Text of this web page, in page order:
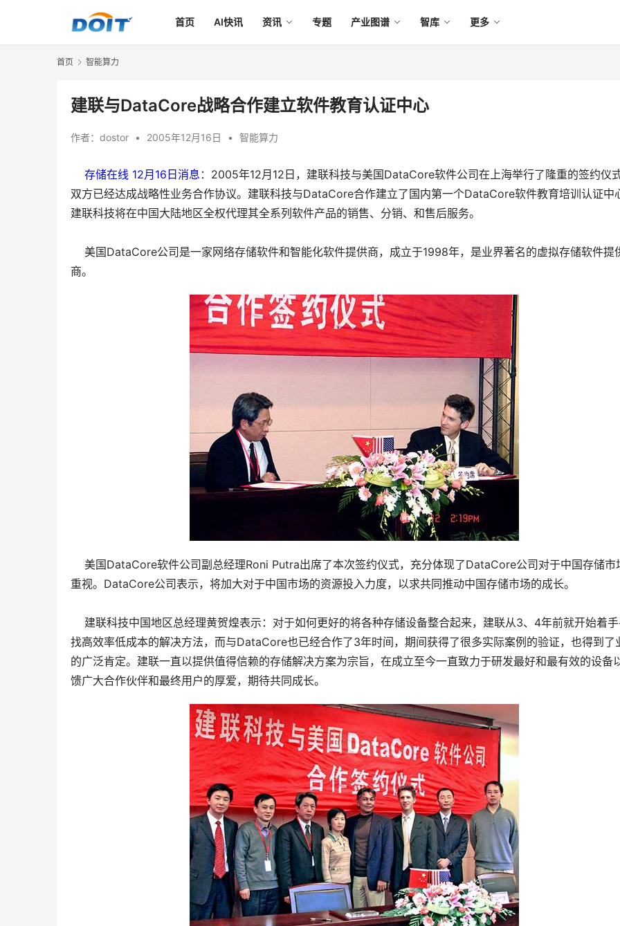
首页 AI快讯 资讯 专题 产业图谱 智库 更多
首页 智能算力
建联与DataCore战略合作建立软件教育认证中心
作者： dostor • 2005年12月16日 • 智能算力
存储在线 12月16日消息 ：2005年12月12日，建联科技与美国DataCore软件公司在上海举行了隆重的签约仪式
双方已经达成战略性业务合作协议。建联科技与DataCore合作建立了国内第一个DataCore软件教育培训认证中
建联科技将在中国大陆地区全权代理其全系列软件产品的销售、分销、和售后服务。
美国DataCore公司是一家网络存储软件和智能化软件提供商，成立于1998年，是业界著名的虚拟存储软件提
商。
美国DataCore软件公司副总经理Roni Putra出席了本次签约仪式，充分体现了DataCore公司对于中国存储市
重视。DataCore公司表示，将加大对于中国市场的资源投入力度，以求共同推动中国存储市场的成长。
建联科技中国地区总经理黄贺煌表示：对于如何更好的将各种存储设备整合起来，建联从3、4年前就开始着
找高效率低成本的解决方法，而与DataCore也已经合作了3年时间，期间获得了很多实际案例的验证，也得到了
的广泛肯定。建联一直以提供值得信赖的存储解决方案为宗旨，在成立至今一直致力于研发最好和最有效的设备
馈广大合作伙伴和最终用户的厚爱，期待共同成长。